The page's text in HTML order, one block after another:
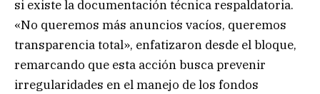
si existe la documentación técnica respaldatoria.
«No queremos más anuncios vacíos, queremos
transparencia total», enfatizaron desde el bloque,
remarcando que esta acción busca prevenir
irregularidades en el manejo de los fondos